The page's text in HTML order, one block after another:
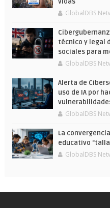
GlobalDBS
técnico y legal
sociales para
GlobalDBS
Alerta de
uso de IA por
GlobalDBS
La
educativo
GlobalDBS